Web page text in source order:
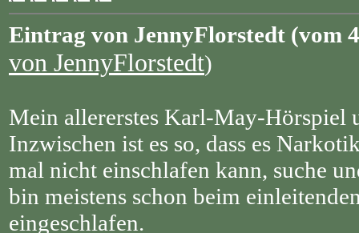
Eintrag von JennyFlorstedt (vom
von JennyFlorstedt)
Mein allererstes Karl-May-Hörspiel
Inzwischen ist es so, dass es
mal nicht einschlafen kann, suche
bin meistens schon beim
eingeschlafen.